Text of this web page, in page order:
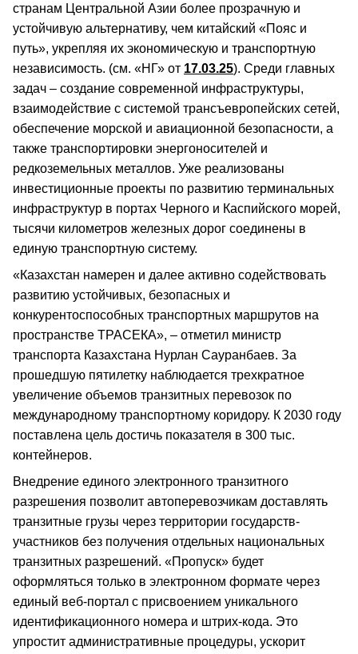
странам Центральной Азии более прозрачную и
устойчивую альтернативу, чем китайский «Пояс и
путь», укрепляя их экономическую и транспортную
независимость. (см. «НГ» от 17.03.25). Среди главных
задач – создание современной инфраструктуры,
взаимодействие с системой трансъевропейских сетей,
обеспечение морской и авиационной безопасности, а
также транспортировки энергоносителей и
редкоземельных металлов. Уже реализованы
инвестиционные проекты по развитию терминальных
инфраструктур в портах Черного и Каспийского морей,
тысячи километров железных дорог соединены в
единую транспортную систему.
«Казахстан намерен и далее активно содействовать
развитию устойчивых, безопасных и
конкурентоспособных транспортных маршрутов на
пространстве ТРАСЕКА», – отметил министр
транспорта Казахстана Нурлан Сауранбаев. За
прошедшую пятилетку наблюдается трехкратное
увеличение объемов транзитных перевозок по
международному транспортному коридору. К 2030 году
поставлена цель достичь показателя в 300 тыс.
контейнеров.
Внедрение единого электронного транзитного
разрешения позволит автоперевозчикам доставлять
транзитные грузы через территории государств-
участников без получения отдельных национальных
транзитных разрешений. «Пропуск» будет
оформляться только в электронном формате через
единый веб-портал с присвоением уникального
идентификационного номера и штрих-кода. Это
упростит административные процедуры, ускорит